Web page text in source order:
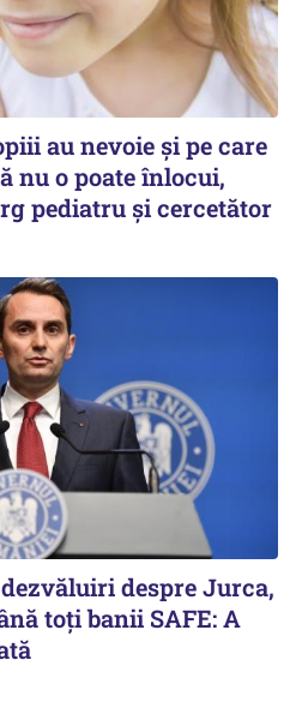
au nevoie și pe care
nu o poate înlocui,
pediatru și cercetător
despre Jurca,
toți banii SAFE: A